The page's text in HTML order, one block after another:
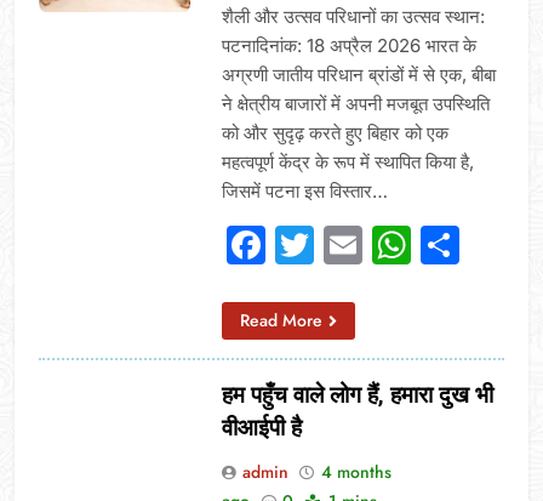
शैली और उत्सव परिधानों का उत्सव स्थान:
पटनादिनांक: 18 अप्रैल 2026 भारत के
अग्रणी जातीय परिधान ब्रांडों में से एक, बीबा
ने क्षेत्रीय बाजारों में अपनी मजबूत उपस्थिति
को और सुदृढ़ करते हुए बिहार को एक
महत्वपूर्ण केंद्र के रूप में स्थापित किया है,
जिसमें पटना इस विस्तार…
Facebook
Twitter
Email
Read More
हम पहुँच वाले लोग हैं, हमारा दुख भी
वीआईपी है
admin
4 months